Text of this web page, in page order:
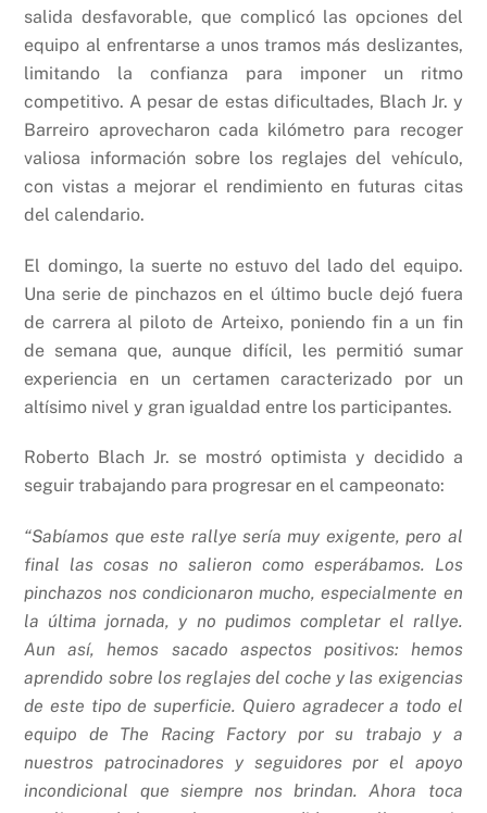
salida desfavorable, que complicó las opciones del
equipo al enfrentarse a unos tramos más deslizantes,
limitando la confianza para imponer un ritmo
competitivo. A pesar de estas dificultades, Blach Jr. y
Barreiro aprovecharon cada kilómetro para recoger
valiosa información sobre los reglajes del vehículo,
con vistas a mejorar el rendimiento en futuras citas
del calendario.
El domingo, la suerte no estuvo del lado del equipo.
Una serie de pinchazos en el último bucle dejó fuera
de carrera al piloto de Arteixo, poniendo fin a un fin
de semana que, aunque difícil, les permitió sumar
experiencia en un certamen caracterizado por un
altísimo nivel y gran igualdad entre los participantes.
Roberto Blach Jr. se mostró optimista y decidido a
seguir trabajando para progresar en el campeonato:
“Sabíamos que este rallye sería muy exigente, pero al
final las cosas no salieron como esperábamos. Los
pinchazos nos condicionaron mucho, especialmente en
la última jornada, y no pudimos completar el rallye.
Aun así, hemos sacado aspectos positivos: hemos
aprendido sobre los reglajes del coche y las exigencias
de este tipo de superficie. Quiero agradecer a todo el
equipo de The Racing Factory por su trabajo y a
nuestros patrocinadores y seguidores por el apoyo
incondicional que siempre nos brindan. Ahora toca